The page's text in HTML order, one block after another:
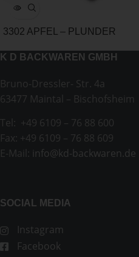
3302 APFEL – PLUNDER
K D BACKWAREN GMBH
Bruno-Dressler- Str. 4a
63477 Maintal – Bischofsheim
Tel: +49 6109 – 76 88 600
Fax: +49 6109 – 76 88 609
E-Mail: info@kd-backwaren.de
SOCIAL MEDIA
Instagram
Facebook